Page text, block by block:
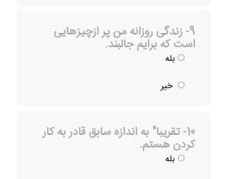
9- زندگی روزانه من پر ازچیزهایی
است که برایم جالبند.
بله
خیر
10- تقریبا" به اندازه سابق قادر به کار
کردن هستم.
بله